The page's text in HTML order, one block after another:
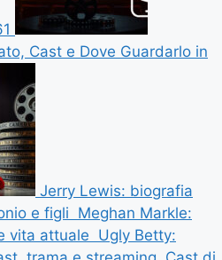
Cast e Dove Guardarlo in
Jerry Lewis: biografia
e figli Meghan Markle:
vita attuale Ugly Betty: